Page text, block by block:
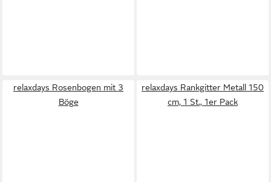
relaxdays Rosenbogen mit 3
Böge
relaxdays Rankgitter Metall 150
cm, 1 St., 1er Pack